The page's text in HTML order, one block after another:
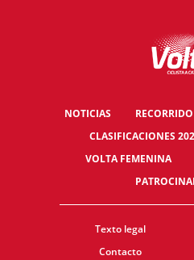
NOTICIAS
CLASIFICACIONES
VOLTA FEMENINA
Texto legal
Contacto